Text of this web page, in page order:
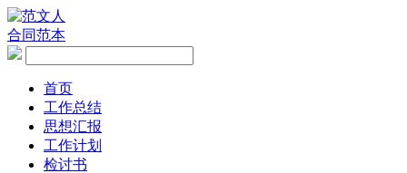
合同范本
首页
工作总结
思想汇报
工作计划
检讨书